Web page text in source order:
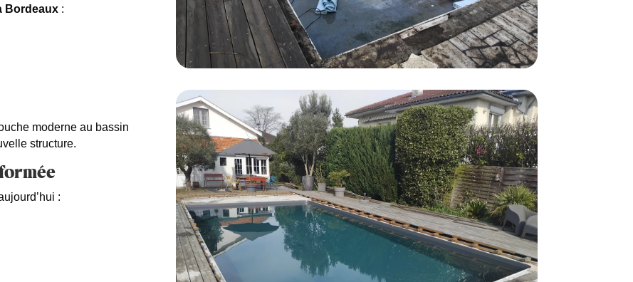
Bordeaux :
moderne au bassin
structure.
: